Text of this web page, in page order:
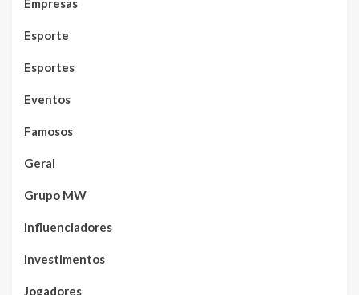
Empresas
Esporte
Esportes
Eventos
Famosos
Geral
Grupo MW
Influenciadores
Investimentos
Jogadores